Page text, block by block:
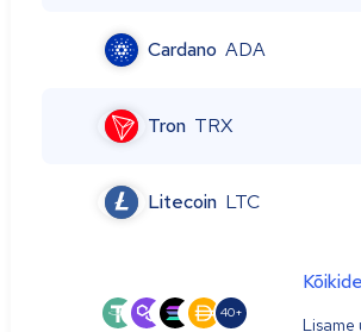
Cardano ADA
Tron TRX
Litecoin LTC
40+